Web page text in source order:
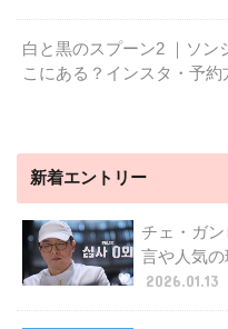
白と黒のスプーン2 ｜ソン
こにある？インスタ・予約
新着エントリー
チェ・ガ
言や人気の
2026.01.13